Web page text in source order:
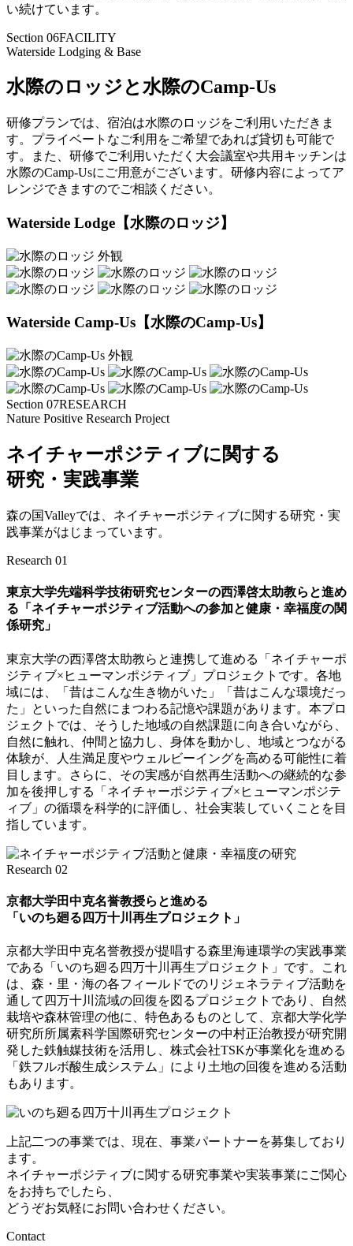
い続けています。
Section 06FACILITY
Waterside Lodging & Base
水際のロッジと水際のCamp-Us
研修プランでは、宿泊は水際のロッジをご利用いただきま
す。プライベートなご利用をご希望であれば貸切も可能で
す。また、研修でご利用いただく大会議室や共用キッチンは
水際のCamp-Usにご用意がございます。研修内容によってア
レンジできますのでご相談ください。
Waterside Lodge 【水際のロッジ】
Waterside Camp-Us 【水際のCamp-Us】
Section 07RESEARCH
Nature Positive Research Project
ネイチャーポジティブに関する
研究・実践事業
森の国Valleyでは、ネイチャーポジティブに関する研究・実
践事業がはじまっています。
Research 01
東京大学先端科学技術研究センターの西澤啓太助教らと進め
る「ネイチャーポジティブ活動への参加と健康・幸福度の関
係研究」
東京大学の西澤啓太助教らと連携して進める「ネイチャーポ
ジティブ×ヒューマンポジティブ」プロジェクトです。各地
域には、「昔はこんな生き物がいた」「昔はこんな環境だっ
た」といった自然にまつわる記憶や課題があります。本プロ
ジェクトでは、そうした地域の自然課題に向き合いながら、
自然に触れ、仲間と協力し、身体を動かし、地域とつながる
体験が、人生満足度やウェルビーイングを高める可能性に着
目します。さらに、その実感が自然再生活動への継続的な参
加を後押しする「ネイチャーポジティブ×ヒューマンポジテ
ィブ」の循環を科学的に評価し、社会実装していくことを目
指しています。
Research 02
京都大学田中克名誉教授らと進める
「いのち廻る四万十川再生プロジェクト」
京都大学田中克名誉教授が提唱する森里海連環学の実践事業
である「いのち廻る四万十川再生プロジェクト」です。これ
は、森・里・海の各フィールドでのリジェネラティブ活動を
通して四万十川流域の回復を図るプロジェクトであり、自然
栽培や森林管理の他に、特色あるものとして、京都大学化学
研究所所属素科学国際研究センターの中村正治教授が研究開
発した鉄触媒技術を活用し、株式会社TSKが事業化を進める
「鉄フルボ酸生成システム」により土地の回復を進める活動
もあります。
上記二つの事業では、現在、事業パートナーを募集しており
ます。
ネイチャーポジティブに関する研究事業や実装事業にご関心
をお持ちでしたら、
どうぞお気軽にお問い合わせください。
Contact